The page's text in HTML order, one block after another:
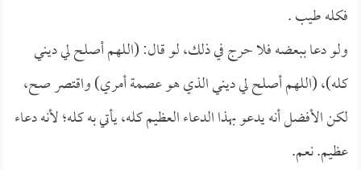
فكله طيب .
ولو دعا ببعضه فلا حرج في ذلك، لو قال: (اللهم أصلح لي ديني
كله)، (اللهم أصلح لي ديني الذي هو عصمة أمري) واقتصر صح،
لكن الأفضل أنه يدعو بهذا الدعاء العظيم كله، يأتي به كله؛ لأنه دعاء
عظيم. نعم.